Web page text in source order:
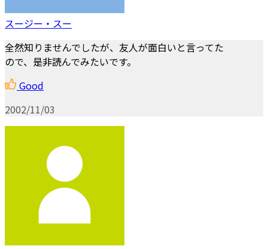
スージー・スー
全然知りませんでしたが、友人が面白いと言ってた
ので、是非読んでみたいです。
Good
2002/11/03